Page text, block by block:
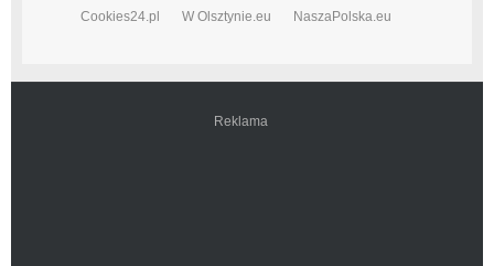
Cookies24.pl
W Olsztynie.eu NaszaPolska.eu
Reklama